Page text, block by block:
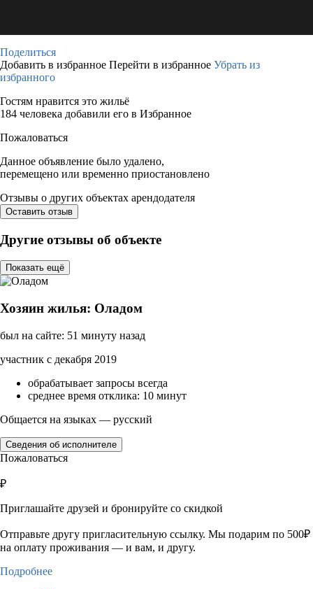
Поделиться
Добавить в избранное Перейти в избранное Убрать из
избранного
Гостям нравится это жильё
184 человека добавили его в Избранное
Пожаловаться
Данное объявление было удалено,
перемещено или временно приостановлено
Отзывы о других объектах арендодателя
Оставить отзыв
Другие отзывы об объекте
Показать ещё
Хозяин жилья: Оладом
был на сайте: 51 минуту назад
участник с декабря 2019
обрабатывает запросы всегда
среднее время отклика: 10 минут
Общается на языках — русский
Сведения об исполнителе
Пожаловаться
₽
Приглашайте друзей и бронируйте со скидкой
Отправьте другу пригласительную ссылку. Мы подарим по 500₽
на оплату проживания — и вам, и другу.
Подробнее